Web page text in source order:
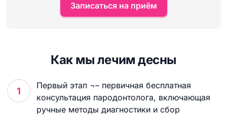
Записаться на приём
Как мы лечим десны
Первый этап ¬– первичная бесплатная
консультация пародонтолога, включающая
ручные методы диагностики и сбор